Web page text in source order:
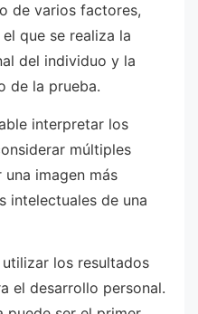
de varios factores,
que se realiza la
del individuo y la
de la prueba.
interpretar los
múltiples
imagen más
intelectuales de una
los resultados
el desarrollo personal.